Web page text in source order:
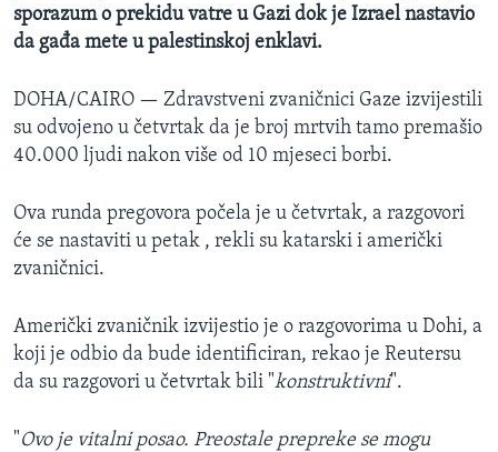
sporazum o prekidu vatre u Gazi dok je Izrael nastavio
da gađa mete u palestinskoj enklavi.
DOHA/CAIRO — Zdravstveni zvaničnici Gaze izvijestili
su odvojeno u četvrtak da je broj mrtvih tamo premašio
40.000 ljudi nakon više od 10 mjeseci borbi.
Ova runda pregovora počela je u četvrtak, a razgovori
će se nastaviti u petak , rekli su katarski i američki
zvaničnici.
Američki zvaničnik izvijestio je o razgovorima u Dohi, a
koji je odbio da bude identificiran, rekao je Reutersu
da su razgovori u četvrtak bili "konstruktivni".
"Ovo je vitalni posao. Preostale prepreke se mogu